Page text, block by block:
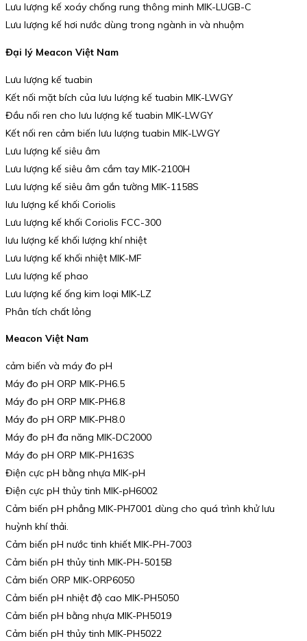
Lưu lượng kế xoáy chống rung thông minh MIK-LUGB-C
Lưu lượng kế hơi nước dùng trong ngành in và nhuộm
Đại lý Meacon Việt Nam
Lưu lượng kế tuabin
Kết nối mặt bích của lưu lượng kế tuabin MIK-LWGY
Đầu nối ren cho lưu lượng kế tuabin MIK-LWGY
Kết nối ren cảm biến lưu lượng tuabin MIK-LWGY
Lưu lượng kế siêu âm
Lưu lượng kế siêu âm cầm tay MIK-2100H
Lưu lượng kế siêu âm gắn tường MIK-1158S
lưu lượng kế khối Coriolis
Lưu lượng kế khối Coriolis FCC-300
lưu lượng kế khối lượng khí nhiệt
Lưu lượng kế khối nhiệt MIK-MF
Lưu lượng kế phao
Lưu lượng kế ống kim loại MIK-LZ
Phân tích chất lỏng
Meacon Việt Nam
cảm biến và máy đo pH
Máy đo pH ORP MIK-PH6.5
Máy đo pH ORP MIK-PH6.8
Máy đo pH ORP MIK-PH8.0
Máy đo pH đa năng MIK-DC2000
Máy đo pH ORP MIK-PH163S
Điện cực pH bằng nhựa MIK-pH
Điện cực pH thủy tinh MIK-pH6002
Cảm biến pH phẳng MIK-PH7001 dùng cho quá trình khử lưu
huỳnh khí thải.
Cảm biến pH nước tinh khiết MIK-PH-7003
Cảm biến pH thủy tinh MIK-PH-5015B
Cảm biến ORP MIK-ORP6050
Cảm biến pH nhiệt độ cao MIK-PH5050
Cảm biến pH bằng nhựa MIK-PH5019
Cảm biến pH thủy tinh MIK-PH5022